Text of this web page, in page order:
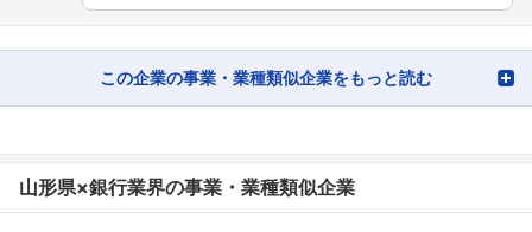
この企業の事業・業種類似企業をもっと読む
山形県×銀行業界の事業・業種類似企業